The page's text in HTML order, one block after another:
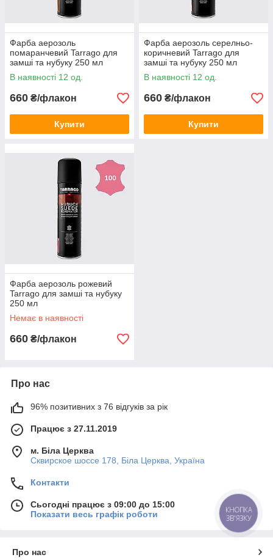
Фарба аерозоль
помаранчевий Tarrago для
замші та нубуку 250 мл
В наявності 12 од.
660 ₴/флакон
Купити
Фарба аерозоль серелньо-
коричневий Tarrago для
замші та нубуку 250 мл
В наявності 12 од.
660 ₴/флакон
Купити
Фарба аерозоль рожевий
Tarrago для замші та нубуку
250 мл
Немає в наявності
660 ₴/флакон
Про нас
96% позитивних з 76 відгуків за рік
Працює з 27.11.2019
м. Біла Церква
Сквирское шоссе 178, Біла Церква, Україна
Контакти
Сьогодні працює з 09:00 до 15:00
Показати весь графік роботи
Про нас
КНОПКА
ЗВ'ЯЗКУ